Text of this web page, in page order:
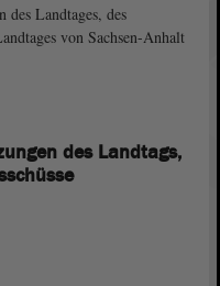
des Landtages, des
von Sachsen-Anhalt
des Landtags,